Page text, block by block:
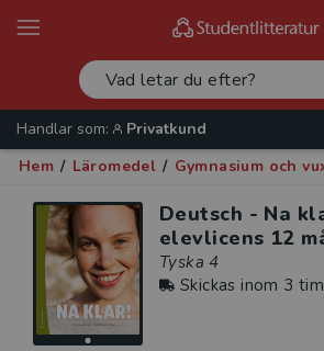
Handlar som:
Privatkund
Hem / Läromedel / Gymnasium och
Deutsch - Na
elevlicens 12
Tyska 4
Skickas inom 3